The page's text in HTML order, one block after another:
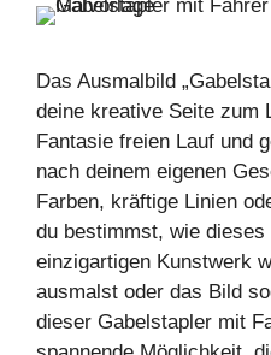
Das Ausmalbild
deine kreative Seite zum
Fantasie freien Lauf und
nach deinem eigenen
Farben, kräftige Linien
du bestimmst, wie
einzigartigen Kunstwerk
ausmalst oder das Bild
dieser Gabelstapler mit